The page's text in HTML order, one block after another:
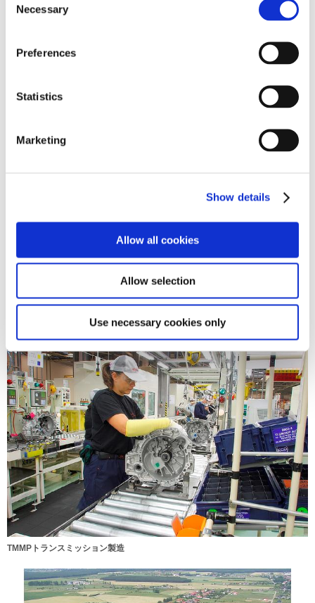
Necessary
Preferences
Statistics
Marketing
Show details
Allow all cookies
Allow selection
Use necessary cookies only
＊2
以上
TMMPトランスミッション製造